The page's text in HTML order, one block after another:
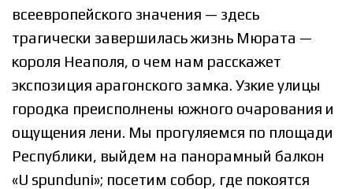
всеевропейского значения — здесь
трагически завершилась жизнь Мюрата —
короля Неаполя, о чем нам расскажет
экспозиция арагонского замка. Узкие улицы
городка преисполнены южного очарования и
ощущения лени. Мы прогуляемся по площади
Республики, выйдем на панорамный балкон
«U spunduni»; посетим собор, где покоятся